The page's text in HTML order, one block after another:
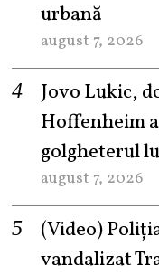
urbană
august 7, 2026
Jovo Lukic,
Hoffenheim
golgheterul
august 7, 2026
(Video)
vandalizat